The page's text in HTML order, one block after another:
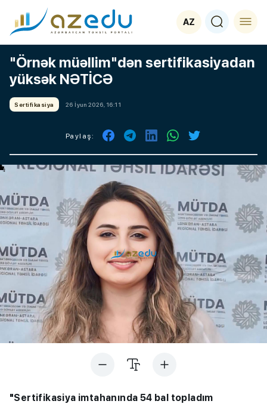
AZ
"Örnək müəllim"dən sertifikasiyadan
yüksək NƏTİCƏ
Sertifikasiya 26 İyun 2026, 16:11
Paylaş:
"Sertifikasiya imtahanında 54 bal topladım